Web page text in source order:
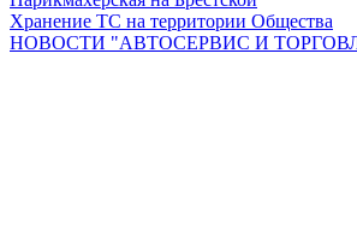
Хранение ТС на территории Общества
НОВОСТИ "АВТОСЕРВИС И